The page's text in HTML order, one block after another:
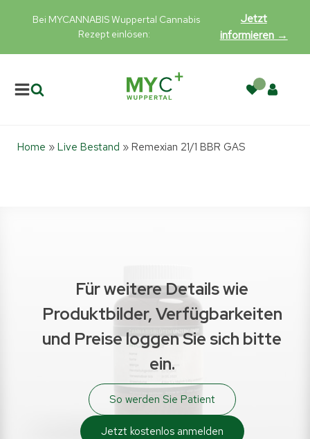
Bei MYCANNABIS Wuppertal Cannabis
Rezept einlösen:
Jetzt
informieren →
Home » Live Bestand » Remexian 21/1 BBR GAS
Für weitere Details wie
Produktbilder, Verfügbarkeiten
und Preise loggen Sie sich bitte
ein.
So werden Sie Patient
Jetzt kostenlos anmelden